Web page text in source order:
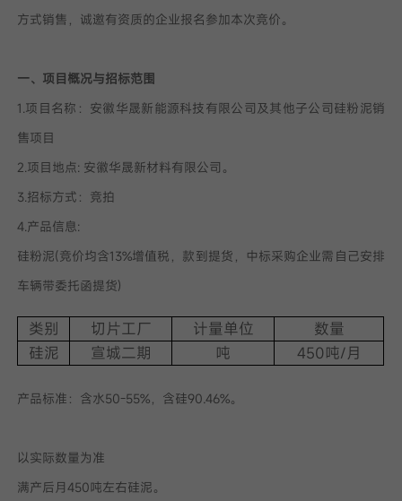
方式销售，诚邀有资质的企业报名参加本次竞价。
一、项目概况与招标范围
1.项目名称：安徽华晟新能源科技有限公司及其他子公司硅粉泥销
售项目
2.项目地点: 安徽华晟新材料有限公司。
3.招标方式：竞拍
4.产品信息:
硅粉泥(竞价均含13%增值税，款到提货，中标采购企业需自己安排
车辆带委托函提货)
类别 切片工厂 计量单位
数量
硅泥
宣城二期 吨 450吨/月
产品标准：含水50-55%，含硅90.46%。
以实际数量为准
满产后月450吨左右硅泥。